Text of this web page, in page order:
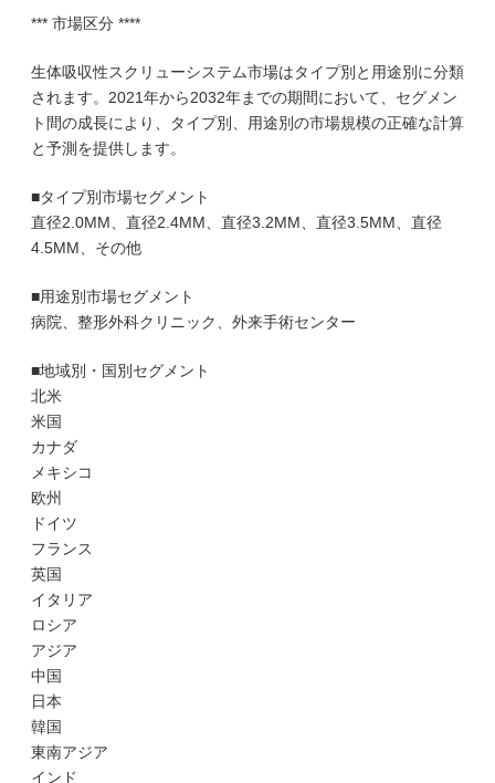
*** 市場区分 ****
生体吸収性スクリューシステム市場はタイプ別と用途別に分類
されます。2021年から2032年までの期間において、セグメン
ト間の成長により、タイプ別、用途別の市場規模の正確な計算
と予測を提供します。
■タイプ別市場セグメント
直径2.0MM、直径2.4MM、直径3.2MM、直径3.5MM、直径
4.5MM、その他
■用途別市場セグメント
病院、整形外科クリニック、外来手術センター
■地域別・国別セグメント
北米
米国
カナダ
メキシコ
欧州
ドイツ
フランス
英国
イタリア
ロシア
アジア
中国
日本
韓国
東南アジア
インド